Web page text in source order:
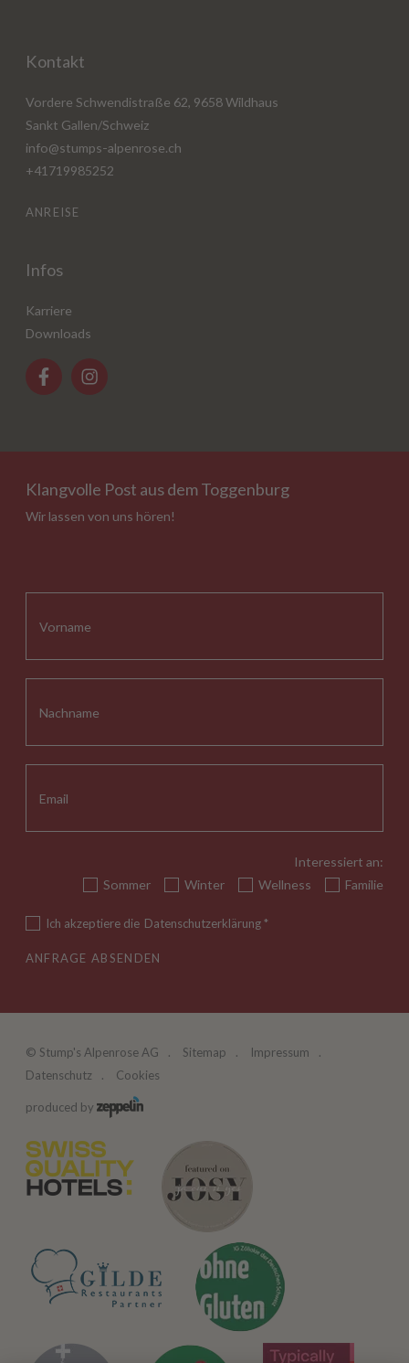
Kontakt
Vordere Schwendistraße 62, 9658 Wildhaus
Sankt Gallen/Schweiz
info@stumps-alpenrose.ch
+41719985252
ANREISE
Infos
Karriere
Downloads
Klangvolle Post aus dem Toggenburg
Wir lassen von uns hören!
Interessiert an:
Sommer
Winter Wellness Familie
Ich akzeptiere die Datenschutzerklärung*
ANFRAGE ABSENDEN
© Stump's Alpenrose AG Sitemap
Impressum
Datenschutz
Cookies
produced by